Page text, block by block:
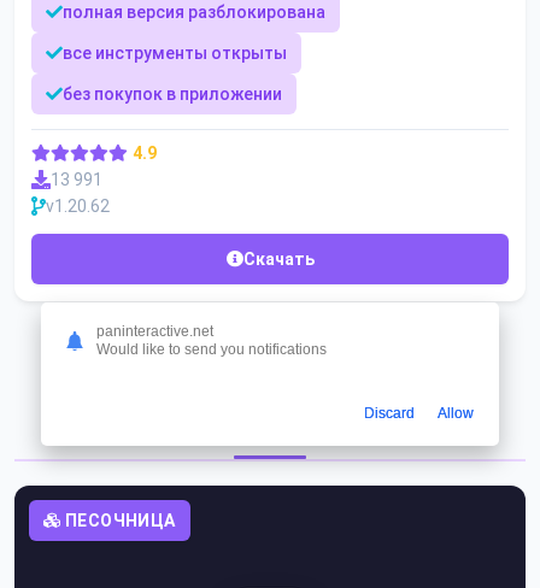
полная версия разблокирована
все инструменты открыты
без покупок в приложении
4.9
13 991
v1.20.62
Скачать
ПЕСОЧНИЦА
paninteractive.net
Would like to send you notifications
Discard Allow